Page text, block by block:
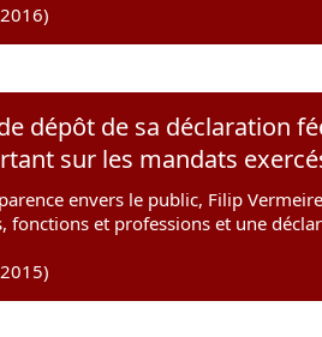
dépôt de sa déclaration
sur les mandats
envers le public, Filip
fonctions et professions et une